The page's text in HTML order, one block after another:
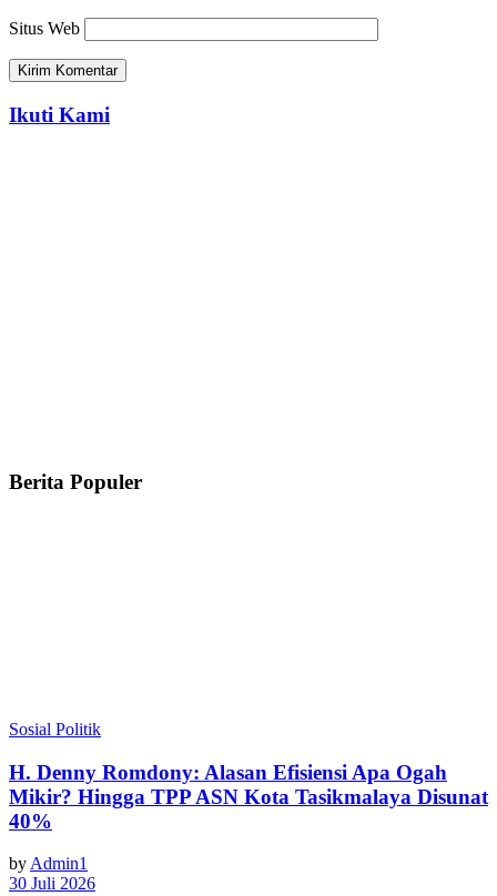
Situs Web
Ikuti Kami
Berita Populer
Sosial Politik
H. Denny Romdony: Alasan Efisiensi Apa Ogah
Mikir? Hingga TPP ASN Kota Tasikmalaya Disunat
40%
by Admin1
30 Juli 2026